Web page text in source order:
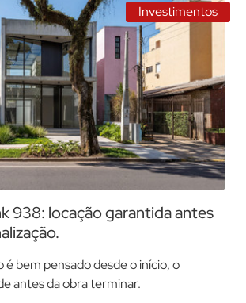
Investimentos
938: locação garantida antes
bem pensado desde o início, o
antes da obra terminar.